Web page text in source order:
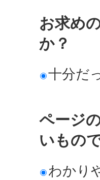
お求め
か？
十分だ
ページ
いもの
わかり